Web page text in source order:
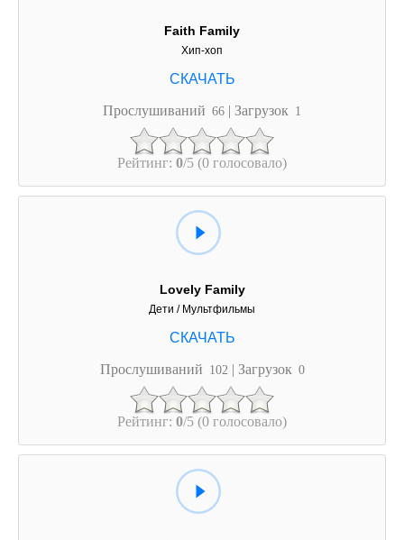
Faith Family
Хип-хоп
Прослушиваний 66 | Загрузок 1
Рейтинг: 0/5 (0 голосовало)
Lovely Family
Дети / Мультфильмы
Прослушиваний 102 | Загрузок 0
Рейтинг: 0/5 (0 голосовало)